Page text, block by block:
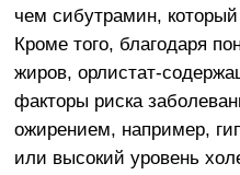
чем сибутрамин, который
Кроме того, благодаря
жиров, орлистат-
факторы риска
ожирением, например,
или высокий уровень